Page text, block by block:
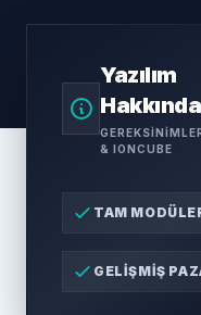
Yazılım
Hakkında
& IONCUBE
TAM
GELIŞMIŞ